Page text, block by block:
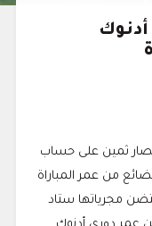
أدنوك
ثمين على حساب
من عمر المباراة
فريقه بنتيجة 1-0، واحتضن مجرياتها ستاد
السبت لحساب الجولة 13 من عمر دوري أدنوك